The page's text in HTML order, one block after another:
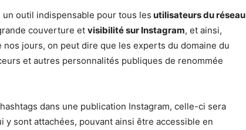
outil indispensable pour tous les utilisateurs du réseau
couverture et visibilité sur Instagram, et ainsi,
nos jours, on peut dire que les experts du domaine du
et autres personnalités publiques de renommée
dans une publication Instagram, celle-ci sera
y sont attachées, pouvant ainsi être accessible en